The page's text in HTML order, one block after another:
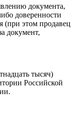
документа,
доверенности
(при этом продавец
документ,
тысяч)
Российской